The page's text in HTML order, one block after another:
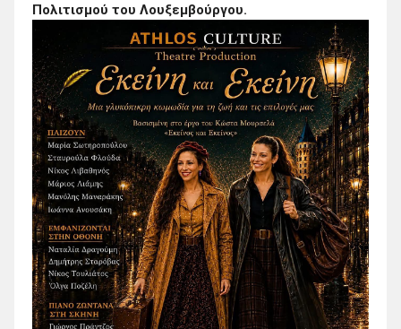
Πολιτισμού του Λουξεμβούργου.